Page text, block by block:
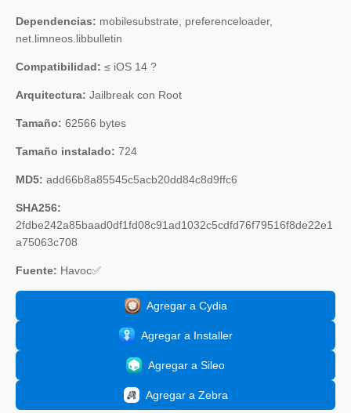
Dependencias: mobilesubstrate, preferenceloader,
net.limneos.libbulletin
Compatibilidad: ≤ iOS 14 ?
Arquitectura: Jailbreak con Root
Tamaño: 62566 bytes
Tamaño instalado: 724
MD5: add66b8a85545c5acb20dd84c8d9ffc6
SHA256:
2fdbe242a85baad0df1fd08c91ad1032c5cdfd76f79516f8de22e1
a75063c708
Fuente: Havoc✅
Agregar a Cydia
Agregar a Installer
Agregar a Sileo
Agregar a Zebra